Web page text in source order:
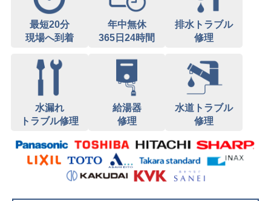
最短20分
現場へ到着
年中無休
365日24時間
排水トラブル
修理
水漏れ
トラブル修理
給湯器
修理
水道トラブル
修理